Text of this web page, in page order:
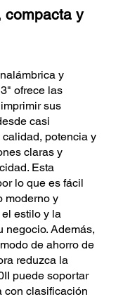
compacta y
y
ofrece las
sus
casi
potencia y
claras y
Esta
lo que es fácil
moderno y
estilo y la
negocio. Además,
de ahorro de
reduzca la
puede soportar
con clasificación